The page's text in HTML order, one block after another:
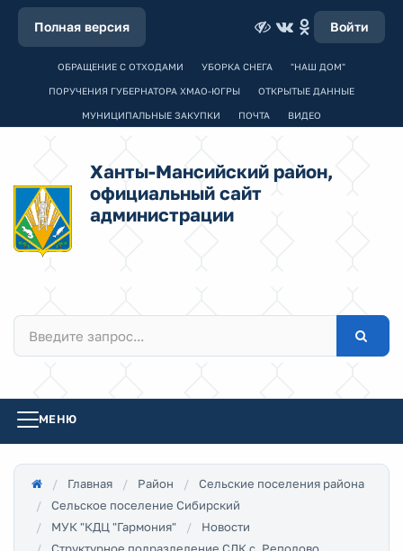
Полная версия Войти
ОБРАЩЕНИЕ С ОТХОДАМИ УБОРКА СНЕГА "НАШ ДОМ"
ПОРУЧЕНИЯ ГУБЕРНАТОРА ХМАО-ЮГРЫ ОТКРЫТЫЕ ДАННЫЕ
МУНИЦИПАЛЬНЫЕ ЗАКУПКИ ПОЧТА ВИДЕО
Ханты-Мансийский район,
официальный сайт
администрации
МЕНЮ
Главная Район
Сельские поселения района
Сельское поселение Сибирский
МУК "КДЦ "Гармония"
Новости